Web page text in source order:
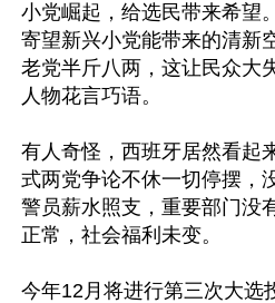
小党崛起，给选民带来希望
寄望新兴小党能带来的清新
老党半斤八两，这让民众大
人物花言巧语。
有人奇怪，西班牙居然看起
式两党争论不休一切停摆，
警员薪水照支，重要部门没
正常，社会福利未变。
今年12月将进行第三次大选